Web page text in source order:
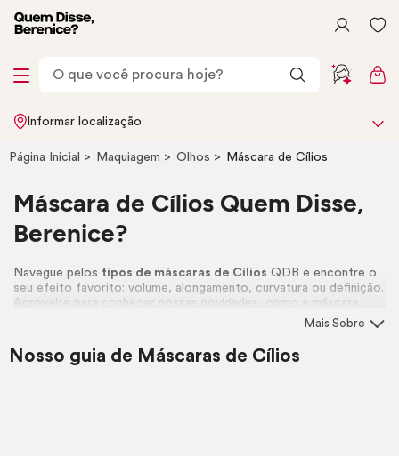
Informar localização
Página Inicial Maquiagem Olhos Máscara de Cílios
Máscara de Cílios Quem Disse,
Berenice?
Navegue pelos tipos de máscaras de Cílios QDB e encontre o
seu efeito favorito: volume, alongamento, curvatura ou definição.
Aproveite para conhecer nossas novidades, como a máscara
incolor Alinha Tudo e a Toda Colorida, duas cores vibrantes e
Mais Sobre
Nosso guia de Máscaras de Cílios